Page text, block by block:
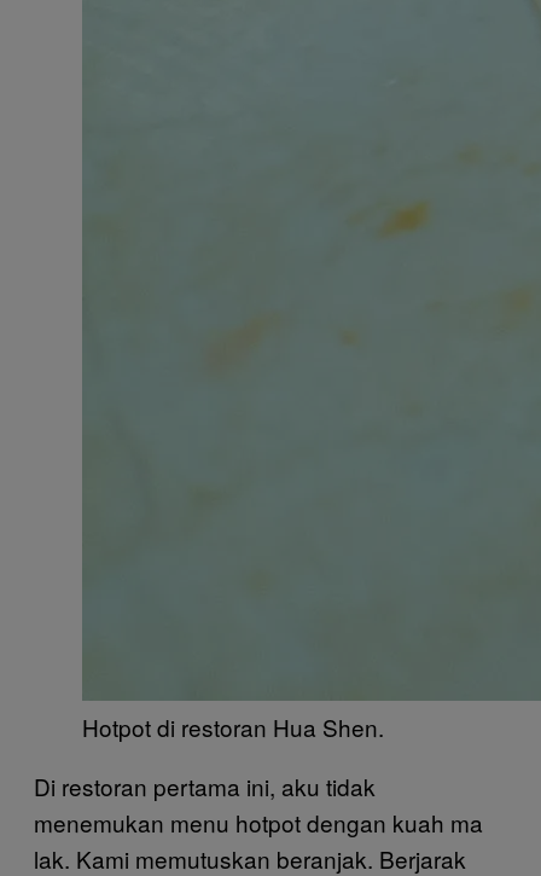
Hotpot di restoran Hua Shen.
Di restoran pertama ini, aku tidak
menemukan menu hotpot dengan kuah ma
lak. Kami memutuskan beranjak. Berjarak